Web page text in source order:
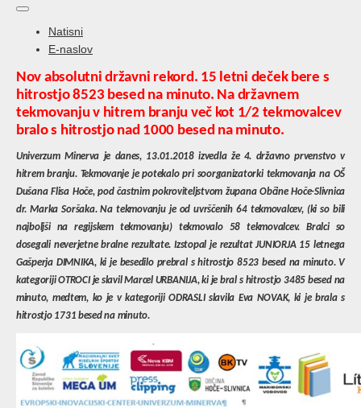
Natisni
E-naslov
Nov absolutni državni rekord. 15 letni deček bere s
hitrostjo 8523 besed na minuto. Na državnem
tekmovanju v hitrem branju več kot 1/2 tekmovalcev
bralo s hitrostjo nad 1000 besed na minuto.
Univerzum Minerva je danes, 13.01.2018 izvedla že 4. državno prvenstvo v
hitrem branju. Tekmovanje je potekalo pri soorganizatorki tekmovanja na OŠ
Dušana Flisa Hoče, pod častnim pokroviteljstvom župana Občine Hoče-Slivnica
dr. Marka Soršaka. Na tekmovanju je od uvrščenih 64 tekmovalcev, (ki so bili
najboljši na regijskem tekmovanju) tekmovalo 58 tekmovalcev. Bralci so
dosegali neverjetne bralne rezultate. Izstopal je rezultat JUNIORJA 15 letnega
Gašperja DIMNIKA, ki je besedilo prebral s hitrostjo 8523 besed na minuto. V
kategoriji OTROCI je slavil Marcel URBANIJA, ki je bral s hitrostjo 3485 besed na
minuto, medtem, ko je v kategoriji ODRASLI slavila Eva NOVAK, ki je brala s
hitrostjo 1731 besed na minuto.